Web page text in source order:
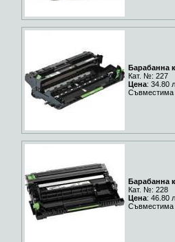
Барабанна
Кат. №: 227
Цена: 34.80
Съвместима
Барабанна
Кат. №: 228
Цена: 46.80
Съвместима